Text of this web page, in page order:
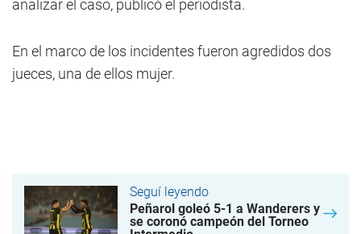
analizar el caso, publicó el periodista.
En el marco de los incidentes fueron agredidos dos
jueces, una de ellos mujer.
Seguí leyendo
Peñarol goleó 5-1 a Wanderers y
se coronó campeón del Torneo